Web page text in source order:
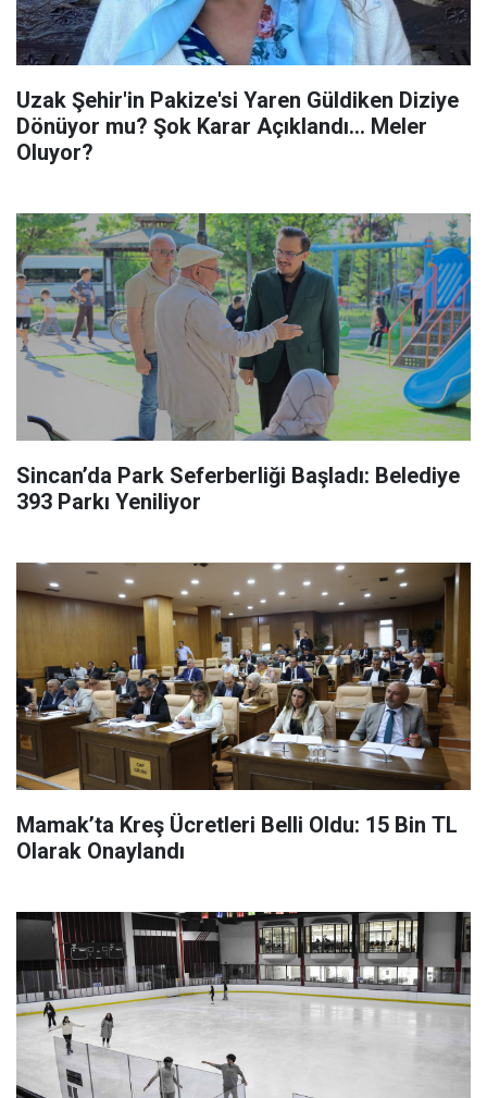
Uzak Şehir'in Pakize'si Yaren Güldiken Diziye
Dönüyor mu? Şok Karar Açıklandı... Meler
Oluyor?
Sincan’da Park Seferberliği Başladı: Belediye
393 Parkı Yeniliyor
Mamak’ta Kreş Ücretleri Belli Oldu: 15 Bin TL
Olarak Onaylandı